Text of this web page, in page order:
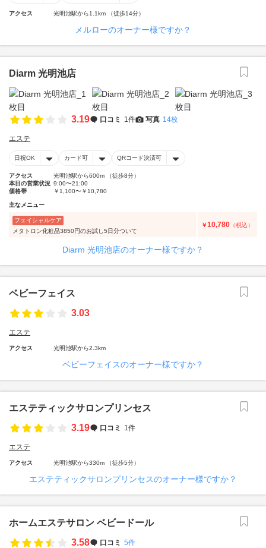
アクセス 光明池駅から1.1km （徒歩14分）
メルローのオーナー様ですか？
Diarm 光明池店
3.19 口コミ 1件 写真 14枚
エステ
日祝OK カード可 QRコード決済可
アクセス
光明池駅から600m （徒歩8分）
本日の営業状況 9:00〜21:00
価格帯
￥1,100〜￥10,780
主なメニュー
フェイシャルケア
メタトロン化粧品3850円のお試し5日分ついて
￥10,780 （税込）
Diarm 光明池店のオーナー様ですか？
ベビーフェイス
3.03
エステ
アクセス 光明池駅から2.3km
ベビーフェイスのオーナー様ですか？
エステティックサロンプリンセス
3.19
口コミ 1件
エステ
アクセス 光明池駅から330m （徒歩5分）
エステティックサロンプリンセスのオーナー様ですか？
ホームエステサロン ベビードール
3.58
口コミ 5件